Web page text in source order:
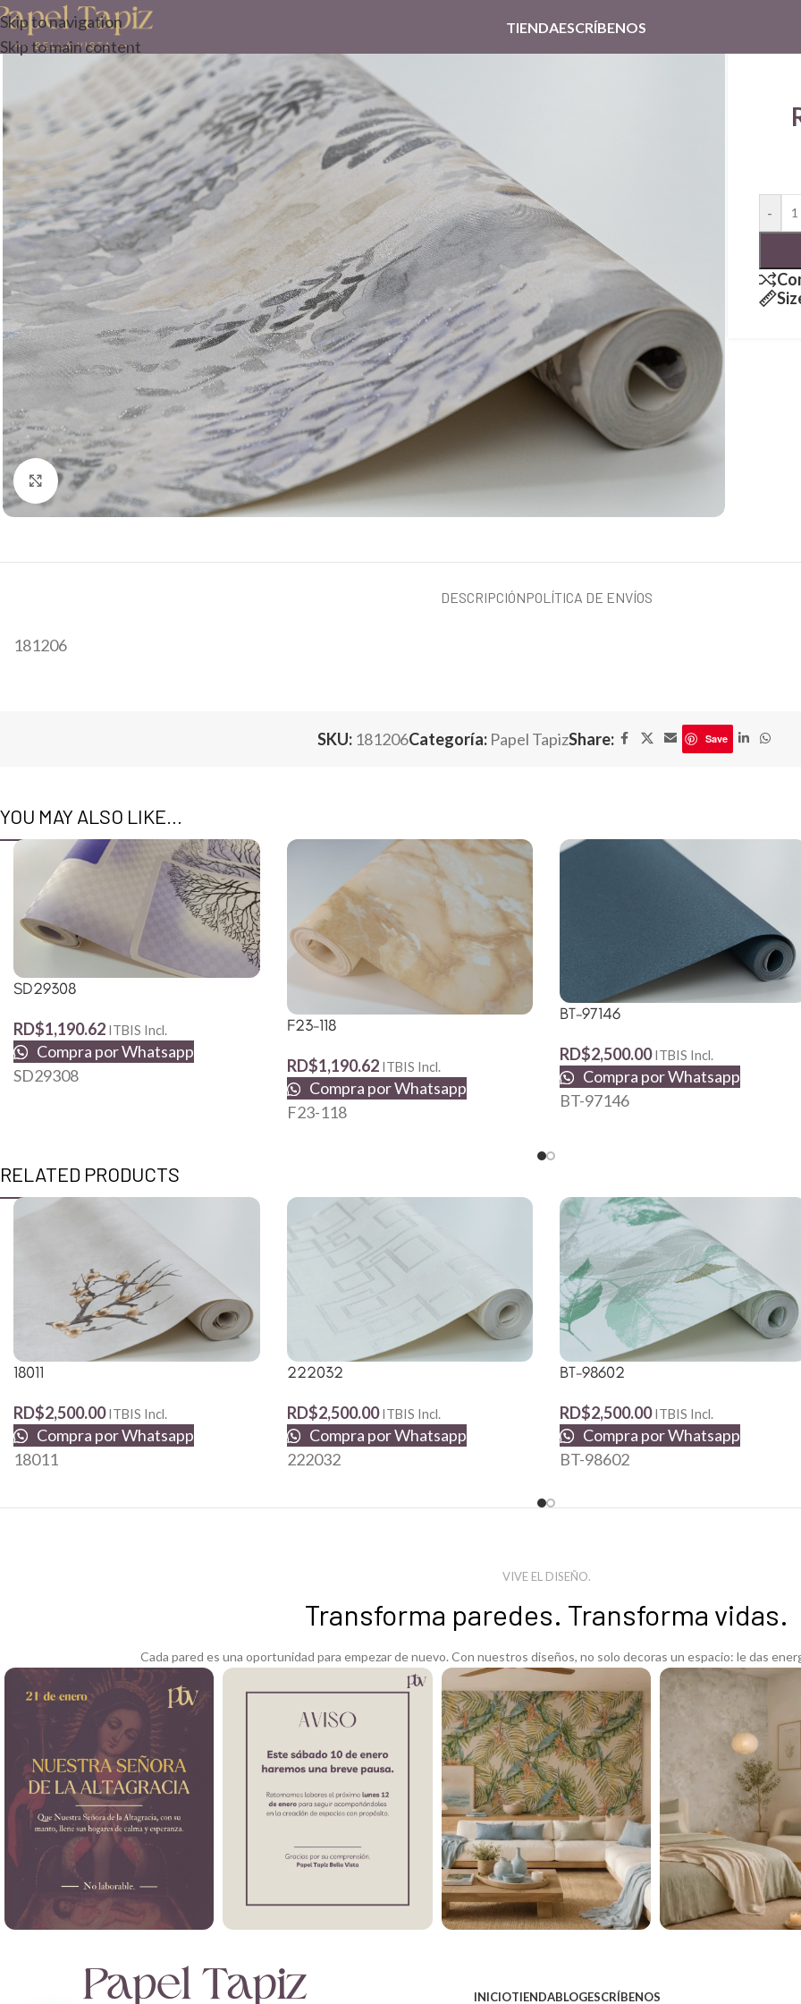
Skip to navigation
Skip to main content
TIENDAESCRÍBENOS
Click to enlarge
-
DESCRIPCIÓNPOLÍTICA DE ENVÍOS
181206
SKU: 181206Categoría: Papel TapizShare: Save
YOU MAY ALSO LIKE…
SD29308
RD$1,190.62 ITBIS Incl.
Compra por Whatsapp
SD29308
F23-118
RD$1,190.62 ITBIS Incl.
Compra por Whatsapp
F23-118
BT-97146
RD$2,500.00 ITBIS Incl.
Compra por Whatsapp
BT-97146
RELATED PRODUCTS
18011
RD$2,500.00 ITBIS Incl.
Compra por Whatsapp
18011
222032
RD$2,500.00 ITBIS Incl.
Compra por Whatsapp
222032
BT-98602
RD$2,500.00 ITBIS Incl.
Compra por Whatsapp
BT-98602
VIVE EL DISEÑO.
Transforma paredes. Transforma vidas.
Cada pared es una oportunidad para empezar de nuevo. Con nuestros diseños, no solo decoras un espacio: le das
INICIOTIENDABLOGESCRÍBENOS